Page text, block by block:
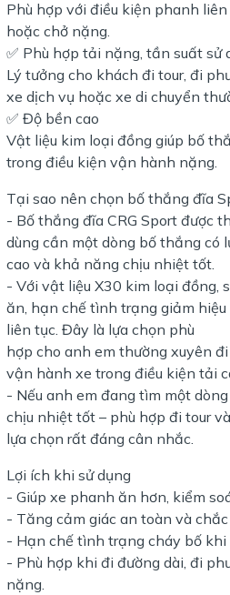
Phù hợp với điều kiện phanh
hoặc chở nặng.
✅ Phù hợp tải nặng, tần suất sử
Lý tưởng cho khách đi tour, đi
xe dịch vụ hoặc xe di chuyển
✅ Độ bền cao
Vật liệu kim loại đồng giúp bố
trong điều kiện vận hành nặng.
Tại sao nên chọn bố thắng đĩa
- Bố thắng đĩa CRG Sport được
dùng cần một dòng bố thắng có
cao và khả năng chịu nhiệt tốt.
- Với vật liệu X30 kim loại đồng,
ăn, hạn chế tình trạng giảm
liên tục. Đây là lựa chọn phù
hợp cho anh em thường xuyên
vận hành xe trong điều kiện tải
- Nếu anh em đang tìm một
chịu nhiệt tốt – phù hợp đi tour
lựa chọn rất đáng cân nhắc.
Lợi ích khi sử dụng
- Giúp xe phanh ăn hơn, kiểm
- Tăng cảm giác an toàn và
- Hạn chế tình trạng cháy bố khi
- Phù hợp khi đi đường dài, đi
nặng.